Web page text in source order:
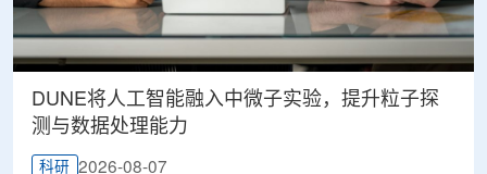
DUNE将人工智能融入中微子实验，提升粒子探
测与数据处理能力
科研 2026-08-07